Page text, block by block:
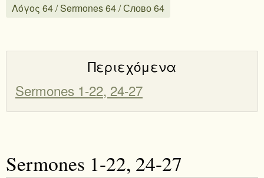
Λόγος 64 / Sermones 64 / Слово 64
Περιεχόμενα
Sermones 1-22, 24-27
Sermones 1-22, 24-27